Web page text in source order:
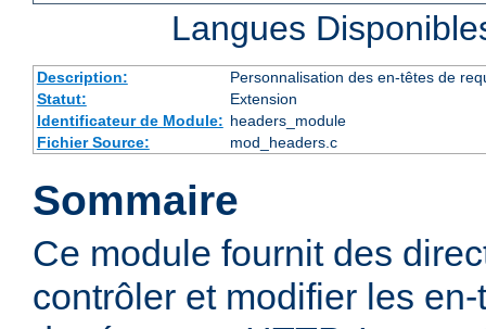
Langues
Description:
Personnalisation des en-têtes de
Statut:
Extension
Identificateur de Module: headers_module
Fichier Source:
mod_headers.c
Sommaire
Ce module fournit des
contrôler et modifier les